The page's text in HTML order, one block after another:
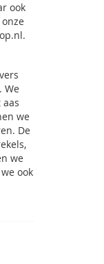
ook
We
we
De
we
ook